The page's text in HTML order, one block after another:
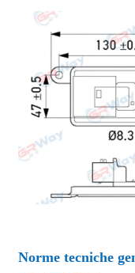
Norme tecniche